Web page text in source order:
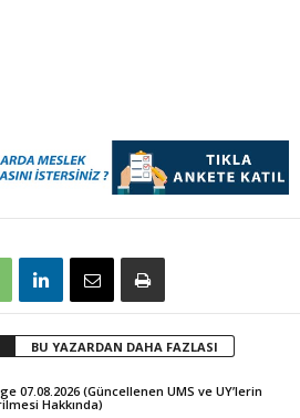
BU YAZARDAN DAHA FAZLASI
07.08.2026 (Güncellenen UMS ve UY’lerin
Hakkında)